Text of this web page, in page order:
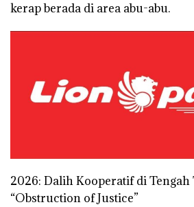
kerap berada di area abu-abu.
2026: Dalih Kooperatif di
“Obstruction of Justice”